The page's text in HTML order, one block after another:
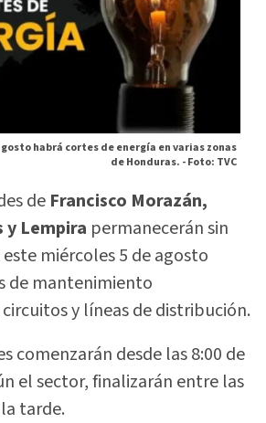
habrá cortes de energía en varias zonas
de Honduras. -Foto: TVC
de Francisco Morazán,
y Lempira permanecerán sin
miércoles 5 de agosto
de mantenimiento
y líneas de distribución.
comenzarán desde las 8:00 de
el sector, finalizarán entre las
tarde.